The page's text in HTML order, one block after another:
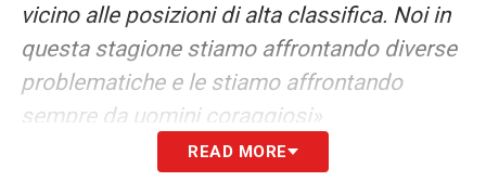
vicino alle posizioni di alta classifica. Noi in
questa stagione stiamo affrontando diverse
problematiche e le stiamo affrontando
sempre da uomini coraggiosi»
«Per me questo è un discorso
READ MORE